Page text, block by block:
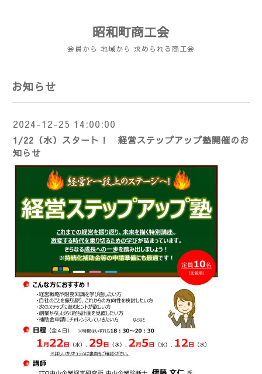
昭和町商工会
会員から 地域から 求められる商工会
お知らせ
2024-12-25 14:00:00
1/22（水）スタート！ 経営ステップアップ塾開催のお
知らせ